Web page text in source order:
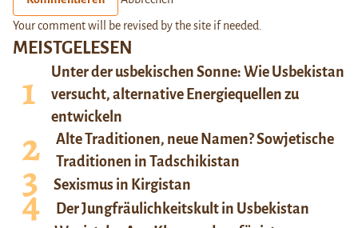
MEISTGELESEN
Unter der usbekischen Sonne: Wie Usbekistan
versucht, alternative Energiequellen zu
entwickeln
Alte Traditionen, neue Namen? Sowjetische
Traditionen in Tadschikistan
Sexismus in Kirgistan
Der Jungfräulichkeitskult in Usbekistan
Your comment will be revised by the site if needed.